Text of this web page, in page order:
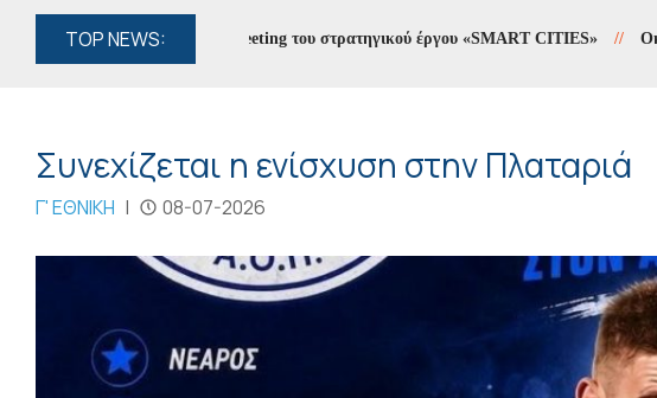
TOP NEWS:
Αρταίων στο Kick-off Meeting του στρατηγικού έργου «SMART CITIES» // Οκτώ
Συνεχίζεται η ενίσχυση στην Πλαταριά
Γ' ΕΘΝΙΚΗ | 08-07-2026